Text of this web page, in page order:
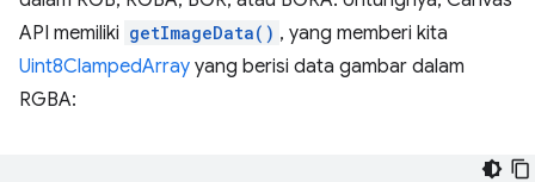
API memiliki getImageData() , yang memberi kita
Uint8ClampedArray yang berisi data gambar dalam
RGBA: